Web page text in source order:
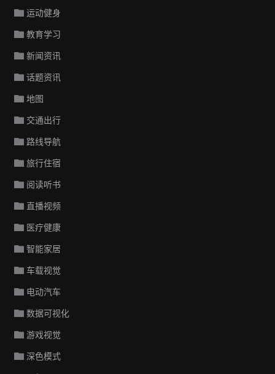
运动健身
教育学习
新闻资讯
话题资讯
地图
交通出行
路线导航
旅行住宿
阅读听书
直播视频
医疗健康
智能家居
车载视觉
电动汽车
数据可视化
游戏视觉
深色模式